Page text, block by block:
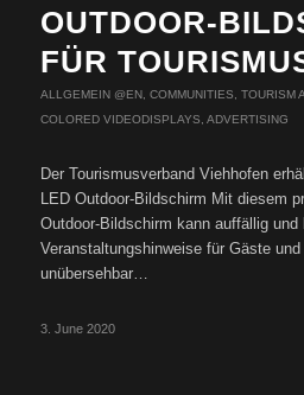
OUTDOOR-
FÜR
ALLGEMEIN @EN, COMMUNITIES TOURISM
COLORED VIDEODISPLAYS ADVERTISING
Der Tourismusverband Viehhofen
LED Outdoor-Bildschirm Mit diesem
Outdoor-Bildschirm kann auffällig und
Veranstaltungshinweise für Gäste und
unübersehbar…
3. June 2020